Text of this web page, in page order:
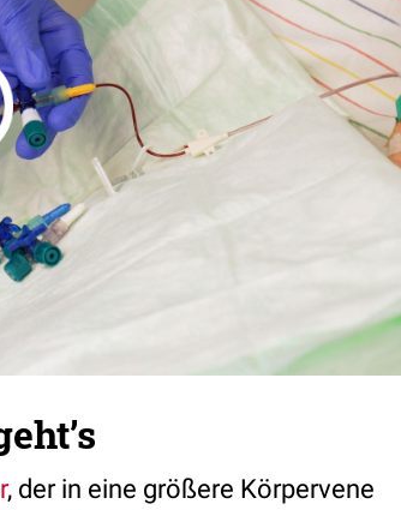
, der in eine größere Körpervene